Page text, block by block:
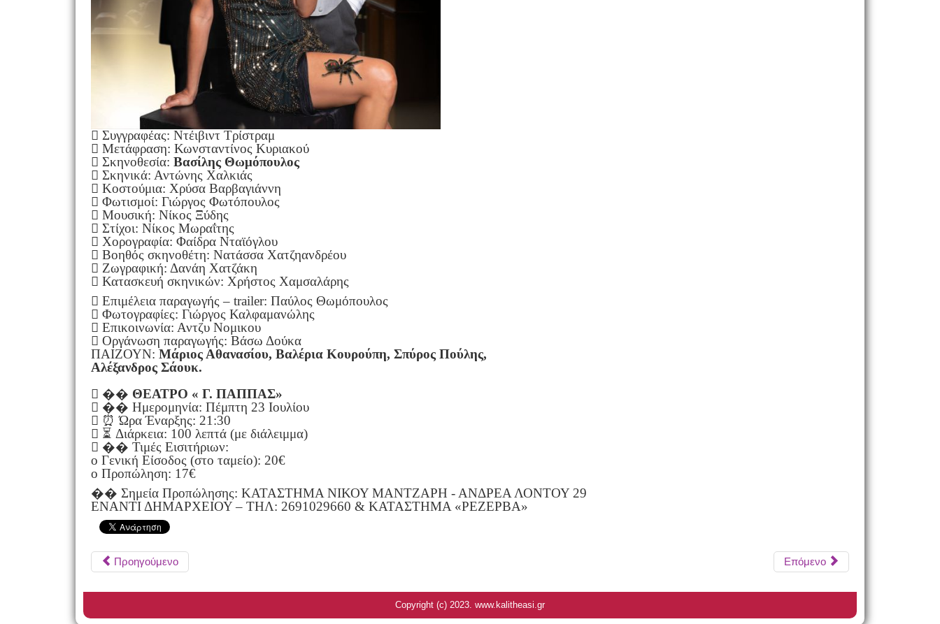
 Συγγραφέας: Ντέιβιντ Τρίστραμ
 Μετάφραση: Κωνσταντίνος Κυριακού
 Σκηνοθεσία: Βασίλης Θωμόπουλος
 Σκηνικά: Αντώνης Χαλκιάς
 Κοστούμια: Χρύσα Βαρβαγιάννη
 Φωτισμοί: Γιώργος Φωτόπουλος
 Μουσική: Νίκος Ξύδης
 Στίχοι: Νίκος Μωραΐτης
 Χορογραφία: Φαίδρα Νταϊόγλου
 Βοηθός σκηνοθέτη: Νατάσσα Χατζηανδρέου
 Ζωγραφική: Δανάη Χατζάκη
 Κατασκευή σκηνικών: Χρήστος Χαμσαλάρης
 Επιμέλεια παραγωγής – trailer: Παύλος Θωμόπουλος
 Φωτογραφίες: Γιώργος Καλφαμανώλης
 Επικοινωνία: Αντζυ Νομικου
 Οργάνωση παραγωγής: Βάσω Δούκα
ΠΑΙΖΟΥΝ: Μάριος Αθανασίου, Βαλέρια Κουρούπη, Σπύρος Πούλης,
Αλέξανδρος Σάουκ.
 �� ΘΕΑΤΡΟ « Γ. ΠΑΠΠΑΣ»
 �� Ημερομηνία: Πέμπτη 23 Ιουλίου
 ⏰ Ώρα Έναρξης: 21:30
 ⏳ Διάρκεια: 100 λεπτά (με διάλειμμα)
 ��️ Τιμές Εισιτήριων:
o Γενική Είσοδος (στο ταμείο): 20€
o Προπώληση: 17€
�� Σημεία Προπώλησης: ΚΑΤΑΣΤΗΜΑ ΝΙΚΟΥ ΜΑΝΤΖΑΡΗ - ΑΝΔΡΕΑ ΛΟΝΤΟΥ 29
ΕΝΑΝΤΙ ΔΗΜΑΡΧΕΙΟΥ – ΤΗΛ: 2691029660 & ΚΑΤΑΣΤΗΜΑ «ΡΕΖΕΡΒΑ»
Προηγούμενο Επόμενο
Copyright (c) 2023. www.kalitheasi.gr